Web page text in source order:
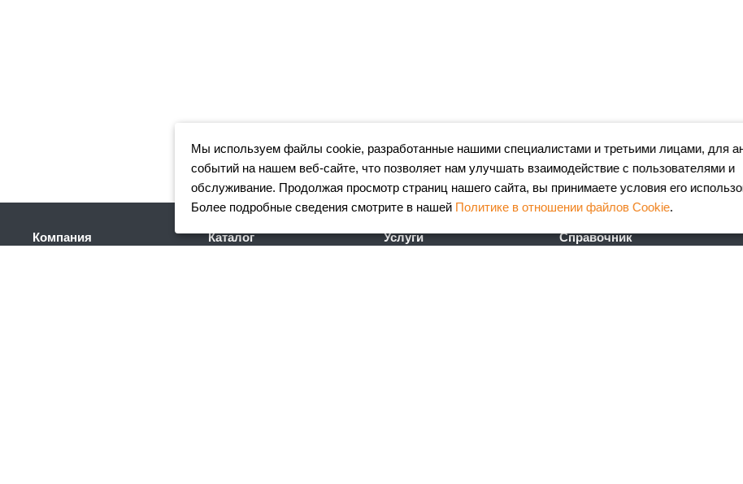
Компания Каталог Услуги Справочник
Мы используем файлы cookie, разработанные нашими специалистами и третьими лицами, для
событий на нашем веб-сайте, что позволяет нам улучшать взаимодействие с пользователями и
обслуживание. Продолжая просмотр страниц нашего сайта, вы принимаете условия его
Более подробные сведения смотрите в нашей Политике в отношении файлов Cookie.